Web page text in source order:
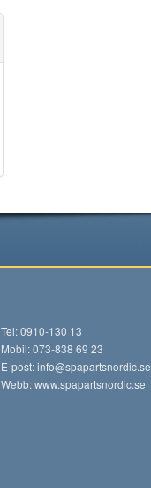
Tel: 0910-130 13
Mobil: 073-838 69 23
E-post:info@spapartsnordic.se
Webb:www.spapartsnordic.se